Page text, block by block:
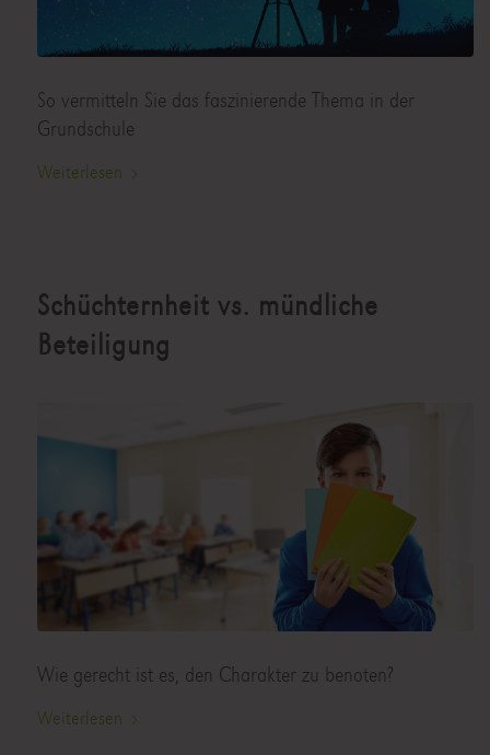
So vermitteln Sie das faszinierende Thema in der
Grundschule
Weiterlesen
Schüchternheit vs. mündliche
Beteiligung
Wie gerecht ist es, den Charakter zu benoten?
Weiterlesen